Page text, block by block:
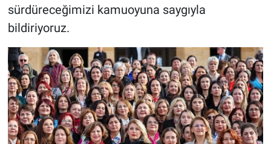
sürdüreceğimizi kamuoyuna saygıyla
bildiriyoruz.